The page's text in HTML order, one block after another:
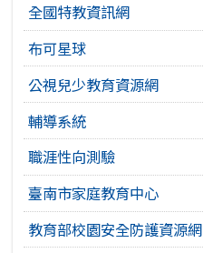
全國特教資訊網
布可星球
公視兒少教育資源網
輔導系統
職涯性向測驗
臺南市家庭教育中心
教育部校園安全防護資源網